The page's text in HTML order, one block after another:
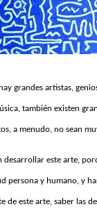
grandes artistas,
también existen
a menudo, no sean
desarrollar este arte,
persona y humano, y
de este arte, saber las